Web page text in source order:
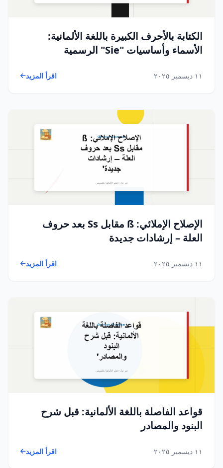
الكتابة بالأحرف الكبيرة باللغة الألمانية:
الأسماء وأساسيات "Sie" الرسمية
١١ ديسمبر ٢٠٢٥ اقرأ المزيد
الإصلاح الإملائي: ß مقابل Ss بعد حروف
العلة – إرشادات جديدة
١١ ديسمبر ٢٠٢٥ اقرأ المزيد
قواعد الفاصلة باللغة الألمانية: قبل شرح
البنود والمصادر
١١ ديسمبر ٢٠٢٥ اقرأ المزيد